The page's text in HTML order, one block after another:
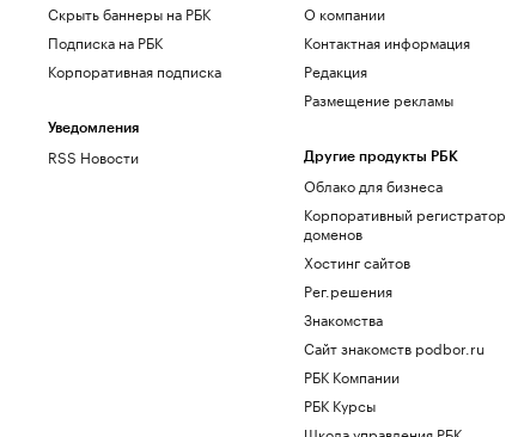
Скрыть баннеры на РБК
Подписка на РБК
Корпоративная подписка
Уведомления
RSS Новости
О компании
Контактная информация
Редакция
Размещение рекламы
Другие продукты РБК
Облако для бизнеса
Корпоративный регистратор
доменов
Хостинг сайтов
Рег.решения
Знакомства
Сайт знакомств podbor.ru
РБК Компании
РБК Курсы